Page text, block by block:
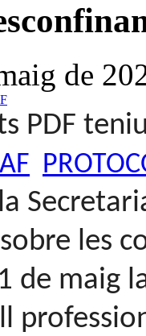
de
PDF
les
de maig